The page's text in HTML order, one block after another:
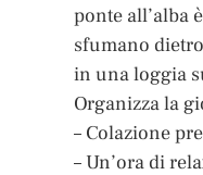
ponte all’alba
sfumano
in una loggia
Organizza la
– Colazione
– Un’ora di